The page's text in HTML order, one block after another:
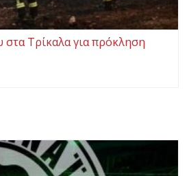
Τρίκαλα για πρόκληση